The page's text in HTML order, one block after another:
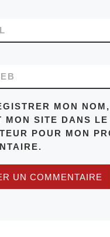
MON
MON SITE DANS LE
POUR MON